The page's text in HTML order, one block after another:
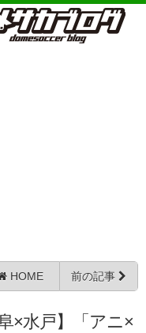
HOME 前の記事
×水戸】「アニ×